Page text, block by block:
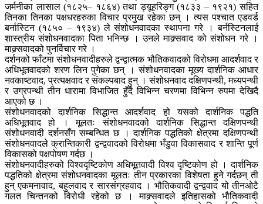
जर्मनीका लासाल (१८२५– १८६४) तथा ड्यूहरिङ्ग (१८३३ – १९२१) सहित
तिनका तिनका पक्षधरहरुका विचार प्रमुख रहेका छन् । त्यस पश्चात एडवर्ड
बर्नास्टिन (१८५० – १९३४) ले संशोधनवादका स्थापना गरे । बर्नस्टिनलाई
शास्त्रीय संशोधनवादका पिता भनिन्छ । उनले माक्र्सवाद को संशोधन गरे ।
माक्र्सवादको पुनर्विचार गरे ।
दर्शनको फाँटमा संशोधनवादीहरुले द्वन्द्वात्मक भौतिकवादको विरोधमा आदर्शवाद र
अधिभूतवादको शरण लिन पुगेका छन् । संशोधनवादका मूख्य दार्शनिक आधार
नवकाष्टवाद, प्रत्यक्षवाद र संकल्पबाद हुन् । संशोधनवाद दक्षिणपन्थी, मध्यपन्थी
र उग्रपन्थी तीन धारामा विभाजित हुँदै विभिन्न चरणमा विभिन्न रुपमा देखिदै
आएको छ ।
संशोधनवादको दार्शनिक सिद्धान्त आदर्शवाद हो यसको दार्शनिक पद्धति
अधिभूतवाद हो । मूलतः संशोधनवादको दार्शनिक सिद्धान्त दक्षिणपन्थी
संशोधनवादी दर्शनसँग सम्बन्धित छ । दार्शनिक पद्धतिको क्षेत्रमा दक्षिणपन्थी
संशोधनवादले क्रान्तिकारी द्वन्द्ववादको विरोधमा भँडुवा विकासवाद र शान्ति पूर्ण
विकासको पक्षपोषण गर्दछ ।
संशोधनवादीहरुको विश्वदृष्टिकोण अधिभूतवादी विश्व दृष्टिकोण हो । दार्शनिक
पद्धतिको क्षेत्रमा संशोधनवादका मूलतः तीन प्रकारका विशेषता हुने गर्दछन् ती
हुन् एकमनावाद, बहुलवाद र सारसंग्रहवाद । भौतिकवादी द्वन्द्ववाद यो तीनओटै
गलत चिन्तनको विरोधी रहेको छ । माक्र्सवादले इतिहासको भौतिकवादी